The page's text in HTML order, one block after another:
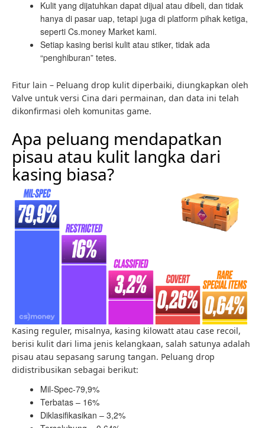
Kulit yang dijatuhkan dapat dijual atau dibeli, dan tidak
hanya di pasar uap, tetapi juga di platform pihak ketiga,
seperti Cs.money Market kami.
Setiap kasing berisi kulit atau stiker, tidak ada
“penghiburan” tetes.
Fitur lain – Peluang drop kulit diperbaiki, diungkapkan oleh
Valve untuk versi Cina dari permainan, dan data ini telah
dikonfirmasi oleh komunitas game.
Apa peluang mendapatkan
pisau atau kulit langka dari
kasing biasa?
Kasing reguler, misalnya, kasing kilowatt atau case recoil,
berisi kulit dari lima jenis kelangkaan, salah satunya adalah
pisau atau sepasang sarung tangan. Peluang drop
didistribusikan sebagai berikut:
Mil-Spec-79,9%
Terbatas – 16%
Diklasifikasikan – 3,2%